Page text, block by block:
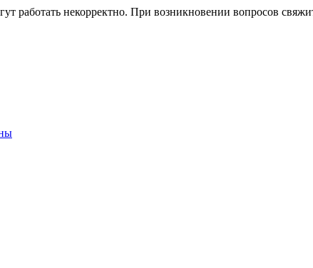
работать некорректно. При возникновении вопросов